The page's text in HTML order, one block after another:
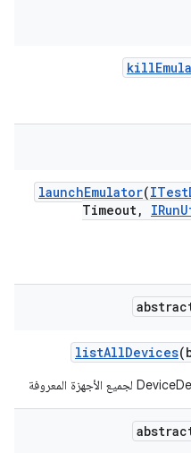
kill
launchEmulator(ITest
Timeout, IRun
listAllDevices